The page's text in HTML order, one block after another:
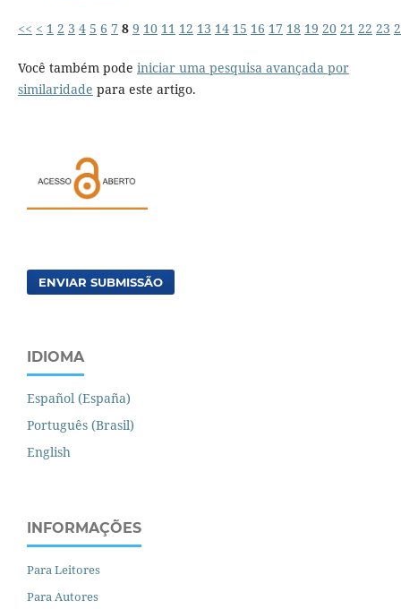
<< < 1 2 3 4 5 6 7 8 9 10 11 12 13 14 15 16 17 18 19 20 21 22 23
Você também pode iniciar uma pesquisa avançada por
similaridade para este artigo.
ENVIAR SUBMISSÃO
IDIOMA
Español (España)
Português (Brasil)
English
INFORMAÇÕES
Para Leitores
Para Autores